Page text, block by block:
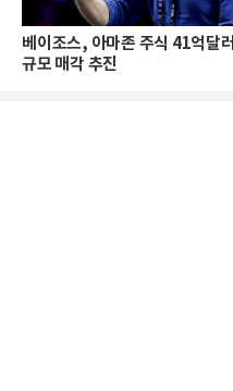
베이조스, 아마존 주식 41억달러
규모 매각 추진